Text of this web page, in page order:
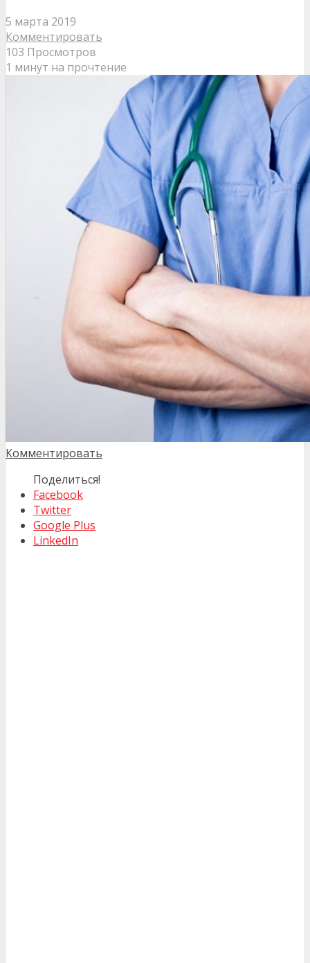
5 марта 2019
Комментировать
103 Просмотров
1 минут на прочтение
Комментировать
Поделиться!
Facebook
Twitter
Google Plus
LinkedIn